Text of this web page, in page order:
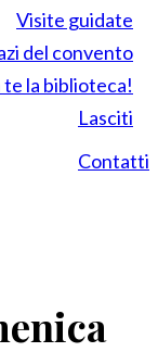
Visite guidate
del convento
te la biblioteca!
Lasciti
Contatti